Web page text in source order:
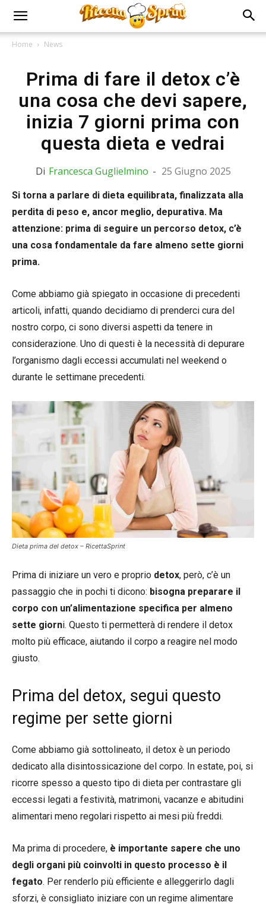
Home News
Prima di fare il detox c’è
una cosa che devi sapere,
inizia 7 giorni prima con
questa dieta e vedrai
Di Francesca Guglielmino - 25 Giugno 2025
Si torna a parlare di dieta equilibrata, finalizzata alla
perdita di peso e, ancor meglio, depurativa. Ma
attenzione: prima di seguire un percorso detox, c’è
una cosa fondamentale da fare almeno sette giorni
prima.
Come abbiamo già spiegato in occasione di precedenti
articoli, infatti, quando decidiamo di prenderci cura del
nostro corpo, ci sono diversi aspetti da tenere in
considerazione. Uno di questi è la necessità di depurare
l’organismo dagli eccessi accumulati nel weekend o
durante le settimane precedenti.
Dieta prima del detox – RicettaSprint
Prima di iniziare un vero e proprio detox, però, c’è un
passaggio che in pochi ti dicono: bisogna preparare il
corpo con un’alimentazione specifica per almeno
sette giorni. Questo ti permetterà di rendere il detox
molto più efficace, aiutando il corpo a reagire nel modo
giusto.
Prima del detox, segui questo
regime per sette giorni
Come abbiamo già sottolineato, il detox è un periodo
dedicato alla disintossicazione del corpo. In estate, poi, si
ricorre spesso a questo tipo di dieta per contrastare gli
eccessi legati a festività, matrimoni, vacanze e abitudini
alimentari meno regolari rispetto ai mesi più freddi.
Ma prima di procedere, è importante sapere che uno
degli organi più coinvolti in questo processo è il
fegato. Per renderlo più efficiente e alleggerirlo dagli
sforzi, è consigliato iniziare con un regime alimentare